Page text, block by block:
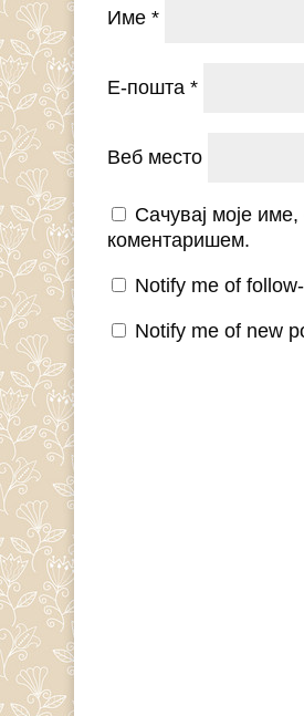
Име*
Е-пошта*
Веб место
Сачувај моје
коментаришем.
Notify me of
Notify me of new